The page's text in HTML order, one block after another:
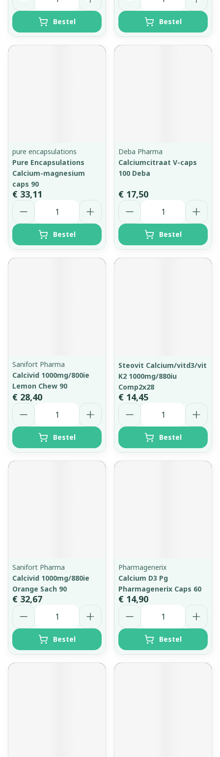
Bestel Bestel
pure encapsulations
Pure Encapsulations
Calcium-magnesium
caps 90
€ 33,11
Aantal
Bestel
Deba Pharma
Calciumcitraat V-caps
100 Deba
€ 17,50
Aantal
Bestel
Sanifort Pharma
Calcivid 1000mg/800ie
Lemon Chew 90
€ 28,40
Aantal
Bestel
Steovit Calcium/vitd3/vit
K2 1000mg/880iu
Comp2x28
€ 14,45
Aantal
Bestel
Sanifort Pharma
Calcivid 1000mg/880ie
Orange Sach 90
€ 32,67
Aantal
Bestel
Pharmagenerix
Calcium D3 Pg
Pharmagenerix Caps 60
€ 14,90
Aantal
Bestel